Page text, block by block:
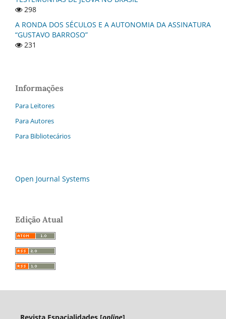
298
A RONDA DOS SÉCULOS E A AUTONOMIA DA ASSINATURA
“GUSTAVO BARROSO”
231
Informações
Para Leitores
Para Autores
Para Bibliotecários
Open Journal Systems
Edição Atual